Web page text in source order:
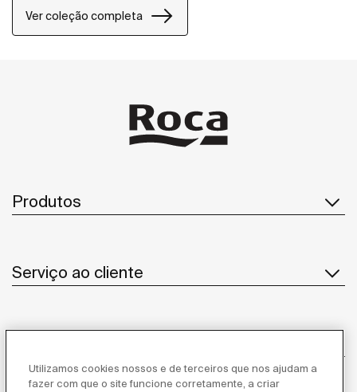
Ver coleção completa
Produtos
Serviço ao cliente
Utilizamos cookies nossos e de terceiros que nos ajudam a
fazer com que o site funcione corretamente, a criar